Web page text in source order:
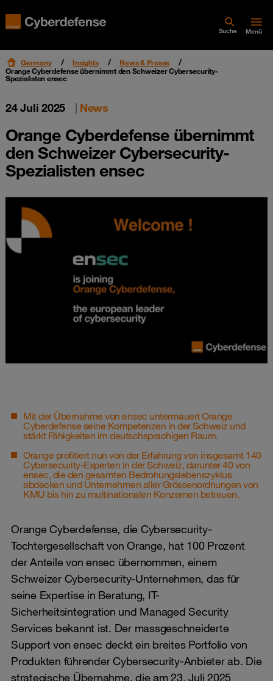
Suche Menü
Germany Insights
News & Presse
Orange Cyberdefense übernimmt den Schweizer Cybersecurity-
Spezialisten ensec
24 Juli 2025 | News
Orange Cyberdefense übernimmt
den Schweizer Cybersecurity-
Spezialisten ensec
Mit der Übernahme von ensec untermauert Orange
Cyberdefense seine Kompetenzen in der Schweiz und
stärkt Fähigkeiten im deutschsprachigen Raum.
Orange profitiert nun von der Erfahrung von insgesamt 140
Cybersecurity-Experten in der Schweiz, darunter 40 von
ensec, die den gesamten Bedrohungslebenszyklus
abdecken und Unternehmen aller Grössenordnungen von
KMU bis hin zu multinationalen Konzernen betreuen.
Orange Cyberdefense, die Cybersecurity-
Tochtergesellschaft von Orange, hat 100 Prozent
der Anteile von ensec übernommen, einem
Schweizer Cybersecurity-Unternehmen, das für
seine Expertise in Beratung, IT-
Sicherheitsintegration und Managed Security
Services bekannt ist. Der massgeschneiderte
Support von ensec deckt ein breites Portfolio von
Produkten führender Cybersecurity-Anbieter ab. Die
strategische Übernahme, die am 23. Juli 2025